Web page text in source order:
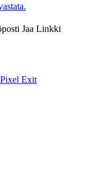
Jaa Linkki
Pixel Exit